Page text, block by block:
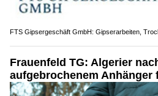
FTS Gipsergeschäft GmbH: Gipserarbeiten,
Frauenfeld TG: Algerier
aufgebrochenem Anhänger